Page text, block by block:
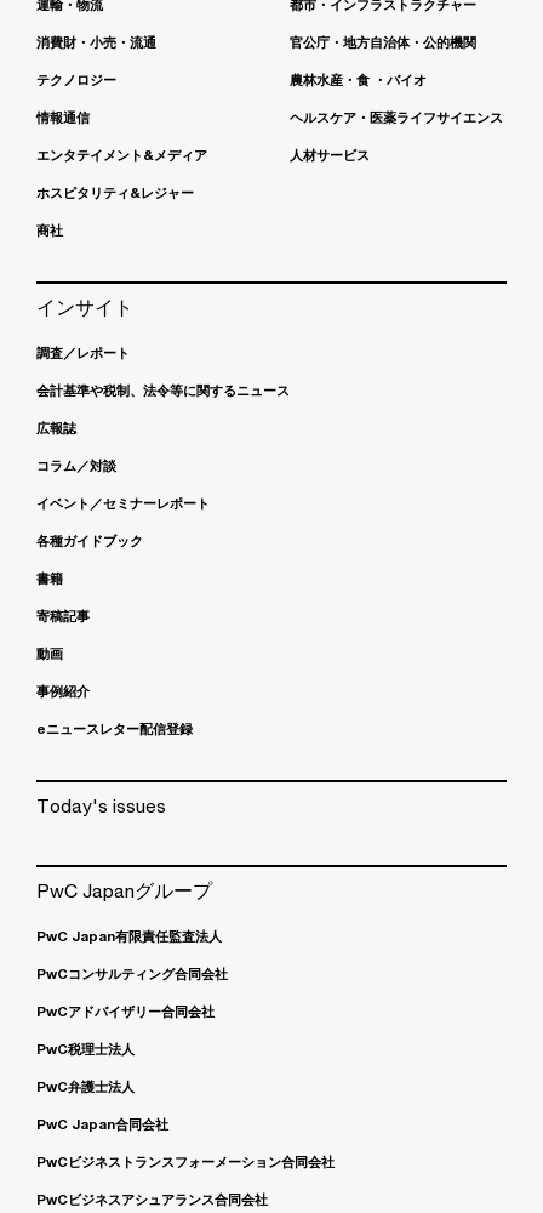
運輸・物流
消費財・小売・流通
テクノロジー
情報通信
エンタテイメント&メディア
ホスピタリティ&レジャー
商社
都市・インフラストラクチャー
官公庁・地方自治体・公的機関
農林水産・食 ・バイオ
ヘルスケア・医薬ライフサイエンス
人材サービス
インサイト
調査／レポート
会計基準や税制、法令等に関するニュース
広報誌
コラム／対談
イベント／セミナーレポート
各種ガイドブック
書籍
寄稿記事
動画
事例紹介
eニュースレター配信登録
Today's issues
PwC Japanグループ
PwC Japan有限責任監査法人
PwCコンサルティング合同会社
PwCアドバイザリー合同会社
PwC税理士法人
PwC弁護士法人
PwC Japan合同会社
PwCビジネストランスフォーメーション合同会社
PwCビジネスアシュアランス合同会社